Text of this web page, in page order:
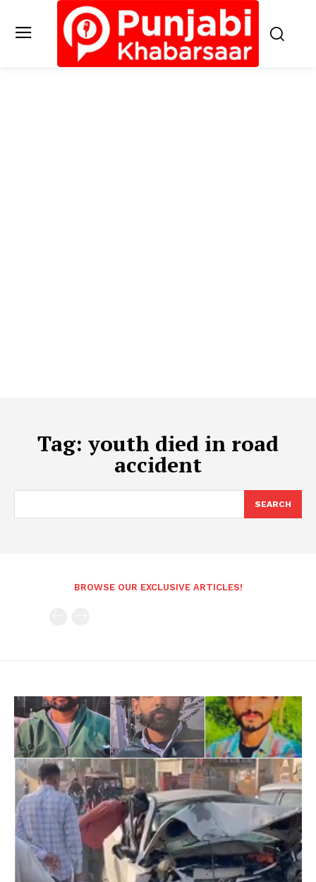
Tag: youth died in road
accident
SEARCH
BROWSE OUR EXCLUSIVE ARTICLES!